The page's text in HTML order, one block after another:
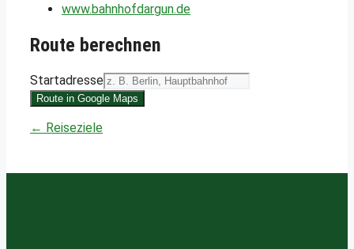
www.bahnhofdargun.de
Route berechnen
Startadresse
Route in Google Maps
← Reiseziele